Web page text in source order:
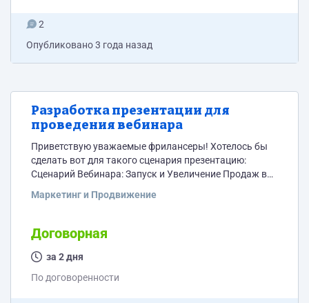
2
Опубликовано3 года назад
Разработка презентации для
проведения вебинара
Приветствую уважаемые фрилансеры! Хотелось бы
сделать вот для такого сценария презентацию:
Сценарий Вебинара: Запуск и Увеличение Продаж в
запустить продажи в интернете, даже если у вас нет
лидов. Гипновставка Представьте себе, что ваш
товар или услуга уже успешно продается в
интернете... Типичные ошибки начинающих Запуск
Маркетинг и Продвижение
Договорная
за 2 дня
По договоренности